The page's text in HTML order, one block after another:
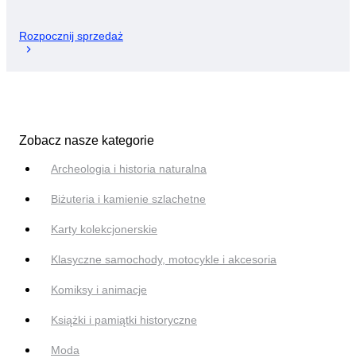
Rozpocznij sprzedaż
Zobacz nasze kategorie
Archeologia i historia naturalna
Biżuteria i kamienie szlachetne
Karty kolekcjonerskie
Klasyczne samochody, motocykle i akcesoria
Komiksy i animacje
Książki i pamiątki historyczne
Moda